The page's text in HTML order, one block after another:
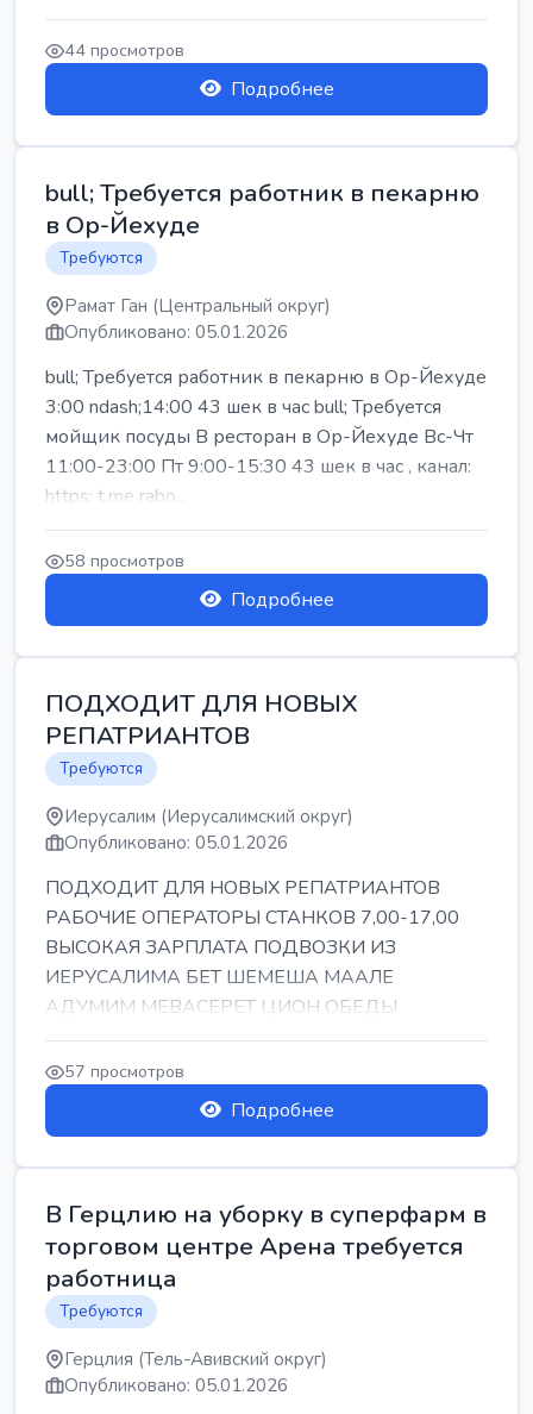
44 просмотров
Подробнее
bull; Требуется работник в пекарню
в Ор-Йехуде
Требуются
Рамат Ган (Центральный округ)
Опубликовано: 05.01.2026
bull; Требуется работник в пекарню в Ор-Йехуде
3:00 ndash;14:00 43 шек в час bull; Требуется
мойщик посуды В ресторан в Ор-Йехуде Вс-Чт
11:00-23:00 Пт 9:00-15:30 43 шек в час , канал:
https: t.me rabo...
58 просмотров
Подробнее
ПОДХОДИТ ДЛЯ НОВЫХ
РЕПАТРИАНТОВ
Требуются
Иерусалим (Иерусалимский округ)
Опубликовано: 05.01.2026
ПОДХОДИТ ДЛЯ НОВЫХ РЕПАТРИАНТОВ
РАБОЧИЕ ОПЕРАТОРЫ СТАНКОВ 7,00-17,00
ВЫСОКАЯ ЗАРПЛАТА ПОДВОЗКИ ИЗ
ИЕРУСАЛИМА БЕТ ШЕМЕША МААЛЕ
АДУМИМ МЕВАСЕРЕТ ЦИОН ОБЕДЫ
ПОДАРКИ КОРПОРАТИВЫ ИНГА
57 просмотров
Подробнее
В Герцлию на уборку в суперфарм в
торговом центре Арена требуется
работница
Требуются
Герцлия (Тель-Авивский округ)
Опубликовано: 05.01.2026